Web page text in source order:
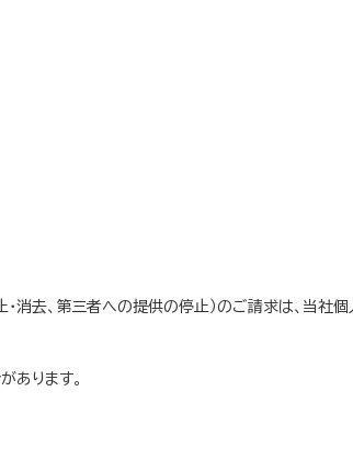
・消去、第三者への提供の停止）のご請求は、当
あります。